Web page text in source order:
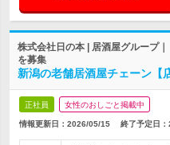
株式会社日の本 | 居酒屋グループ
を募集
新潟の老舗居酒屋チェーン【
正社員 女性のおしごと掲載中
情報更新日：2026/05/15 終了予定日：